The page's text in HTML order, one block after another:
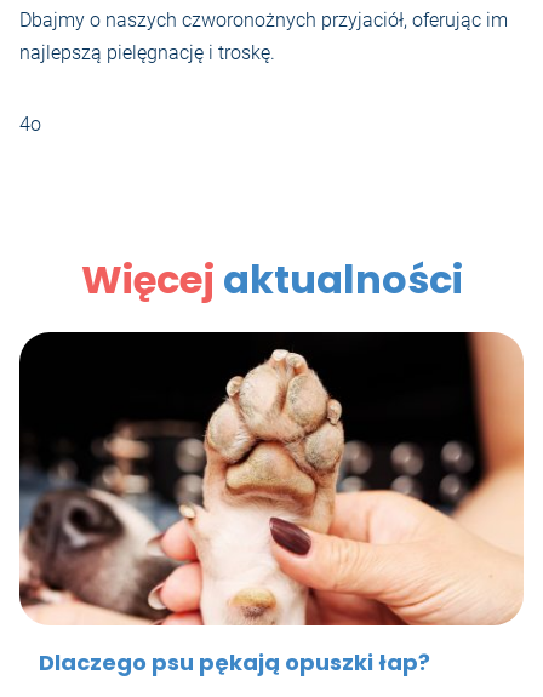
Dbajmy o naszych czworonożnych przyjaciół, oferując im
najlepszą pielęgnację i troskę.
4o
Więcej aktualności
Dlaczego psu pękają opuszki łap?